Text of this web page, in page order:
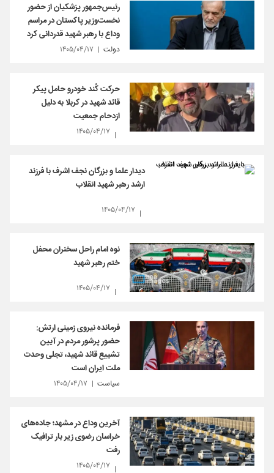
رئیس‌جمهور پزشکیان از حضور
نخست‌وزیر پاکستان در مراسم
وداع با رهبر شهید قدردانی کرد
دولت ۱۴۰۵/۰۴/۱۷
حرکت کُند خودرو حامل پیکر
قائد شهید در کربلا به دلیل
ازدحام جمعیت
۱۴۰۵/۰۴/۱۷
دیدار علما و بزرگان نجف اشرف با فرزند
ارشد رهبر شهید انقلاب
۱۴۰۵/۰۴/۱۷
نوه امام راحل سخنران محفل
ختم رهبر شهید
۱۴۰۵/۰۴/۱۷
فرمانده نیروی زمینی ارتش:
حضور پرشور مردم در آیین
تشییع قائد شهید، تجلی وحدت
ملت ایران است
سیاست ۱۴۰۵/۰۴/۱۷
آخرین وداع در مشهد؛ جاده‌های
خراسان رضوی زیر بار ترافیک
رفت
۱۴۰۵/۰۴/۱۷